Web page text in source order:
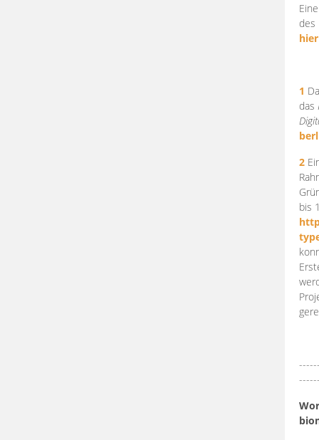
des
hier
1
das
2
bis